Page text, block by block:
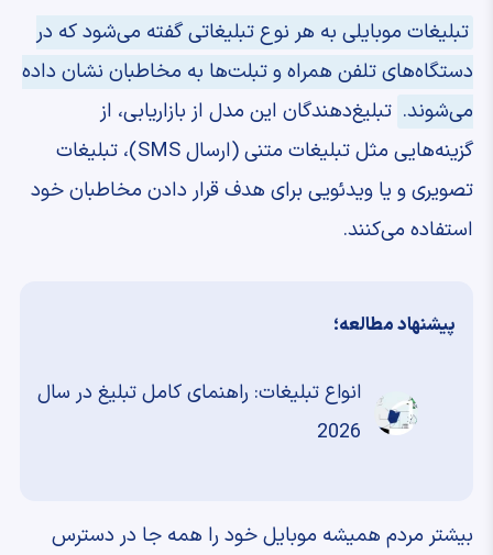
تبلیغات موبایلی به هر نوع تبلیغاتی گفته می‌شود که در
دستگاه‌های تلفن همراه و تبلت‌ها به مخاطبان نشان داده
می‌شوند. تبلیغ‌دهندگان این مدل از بازاریابی، از
گزینه‌هایی مثل تبلیغات متنی (ارسال SMS)، تبلیغات
تصویری و یا ویدئویی برای هدف قرار دادن مخاطبان خود
استفاده می‌کنند.
پیشنهاد مطالعه؛
انواع تبلیغات: راهنمای کامل تبلیغ در سال
2026
بیشتر مردم همیشه موبایل خود را همه جا در دسترس